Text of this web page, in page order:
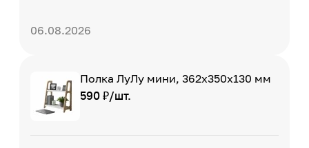
06.08.2026
Полка ЛуЛу мини, 362х350х130 мм
590 ₽/шт.